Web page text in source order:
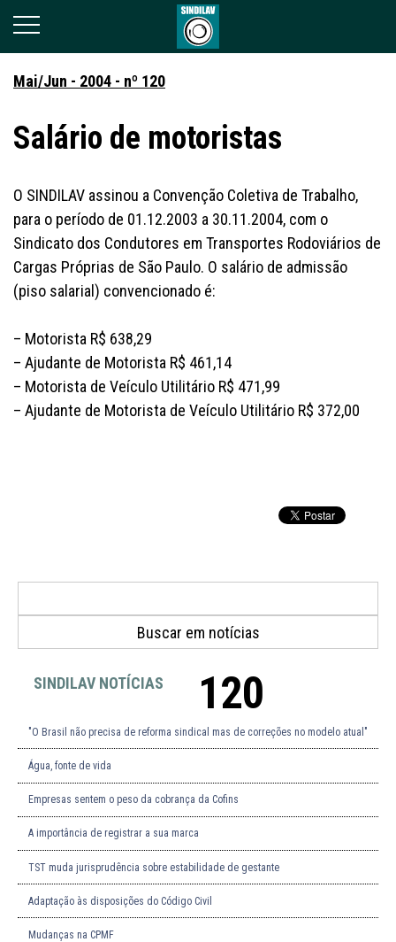
Mai/Jun - 2004 - nº 120
Salário de motoristas
O SINDILAV assinou a Convenção Coletiva de Trabalho,
para o período de 01.12.2003 a 30.11.2004, com o
Sindicato dos Condutores em Transportes Rodoviários de
Cargas Próprias de São Paulo. O salário de admissão
(piso salarial) convencionado é:
– Motorista R$ 638,29
– Ajudante de Motorista R$ 461,14
– Motorista de Veículo Utilitário R$ 471,99
– Ajudante de Motorista de Veículo Utilitário R$ 372,00
SINDILAV NOTÍCIAS 120
"O Brasil não precisa de reforma sindical mas de correções no modelo atual"
Água, fonte de vida
Empresas sentem o peso da cobrança da Cofins
A importância de registrar a sua marca
TST muda jurisprudência sobre estabilidade de gestante
Adaptação às disposições do Código Civil
Mudanças na CPMF